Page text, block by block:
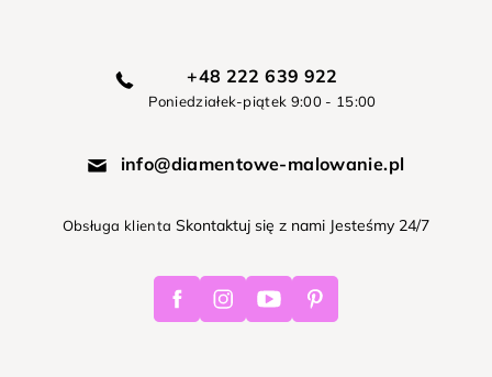
+48 222 639 922
Poniedziałek-piątek 9:00 - 15:00
info@diamentowe-malowanie.pl
Obsługa klienta Skontaktuj się z nami Jesteśmy 24/7
FacebookInstagramYoutube Pinterest